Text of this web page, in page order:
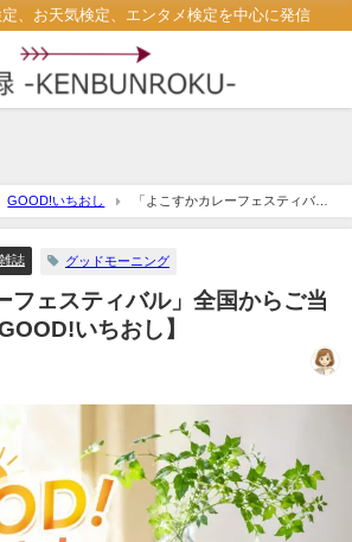
、お天気検定、エンタメ検定を中心に発信
GOOD!いちおし
「よこすかカレーフェスティバ
!【GOOD!いちおし】
誌 グッドモーニング
フェスティバル」全国からご当
いちおし】